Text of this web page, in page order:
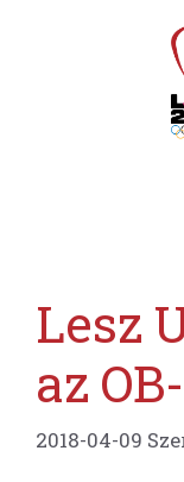
Lesz
az
2018-04-09